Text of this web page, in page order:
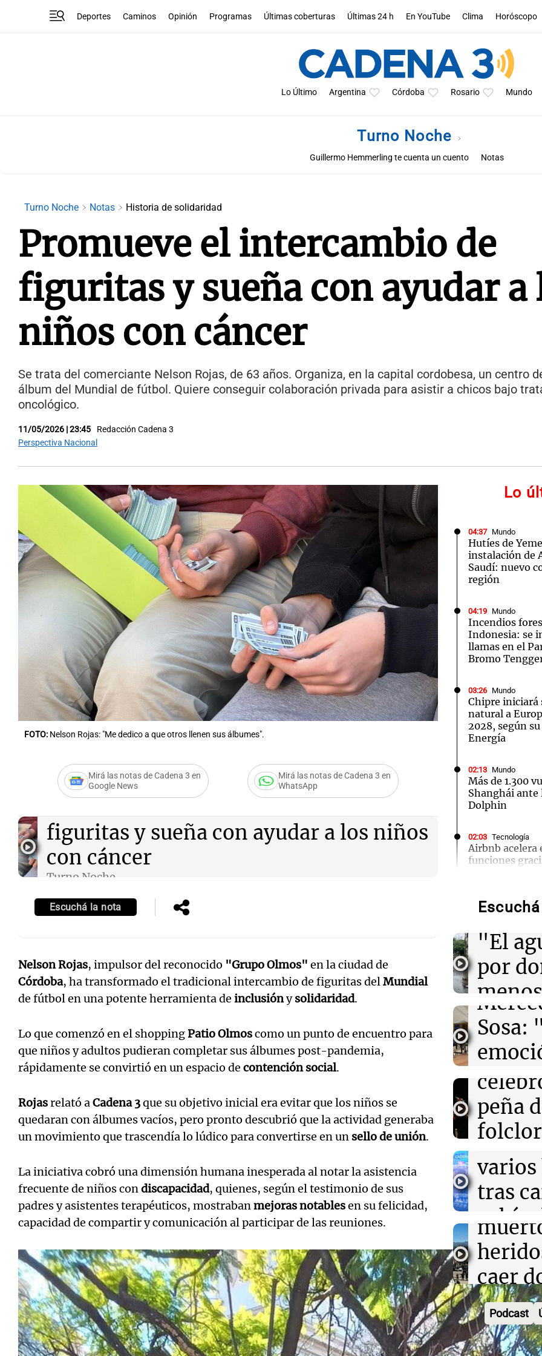
Deportes Caminos Opinión Programas Últimas coberturas Últimas 24 h En YouTube Clima Horóscopo
Lo Último Argentina Córdoba Rosario Mundo
Turno Noche
Guillermo Hemmerling te cuenta un cuento Notas
Turno Noche Notas Historia de solidaridad
Promueve el intercambio de
figuritas y sueña con ayudar a
niños con cáncer
Se trata del comerciante Nelson Rojas, de 63 años. Organiza, en la capital cordobesa, un centro
álbum del Mundial de fútbol. Quiere conseguir colaboración privada para asistir a chicos bajo
oncológico.
11/05/2026 | 23:45
Redacción Cadena 3
Perspectiva Nacional
FOTO: Nelson Rojas: "Me dedico a que otros llenen sus álbumes".
Mirá las notas de Cadena 3 en
Google News
Mirá las notas de Cadena 3 en
WhatsApp
figuritas y sueña con ayudar a los niños
con cáncer
Turno Noche
Escuchá la nota
Nelson Rojas, impulsor del reconocido "Grupo Olmos" en la ciudad de
Córdoba, ha transformado el tradicional intercambio de figuritas delMundial
de fútbol en una potente herramienta de inclusiónysolidaridad.
Lo que comenzó en el shoppingPatio Olmoscomo un punto de encuentro para
que niños y adultos pudieran completar sus álbumes post-pandemia,
rápidamente se convirtió en un espacio de contención social.
Rojasrelató aCadena 3que su objetivo inicial era evitar que los niños se
quedaran con álbumes vacíos, pero pronto descubrió que la actividad generaba
un movimiento que trascendía lo lúdico para convertirse en un sello de unión.
La iniciativa cobró una dimensión humana inesperada al notar la asistencia
frecuente de niños condiscapacidad, quienes, según el testimonio de sus
padres y asistentes terapéuticos, mostrabanmejoras notablesen su felicidad,
capacidad de compartir y comunicación al participar de las reuniones.
Lo
04:37 Mundo
Hutíes de
instalación de
Saudí: nuevo
región
04:19 Mundo
Incendios
Indonesia: se
llamas en el
Bromo
03:26 Mundo
Chipre iniciará
natural a
2028, según
Energía
02:13 Mundo
Más de 1.300
Shanghái
Dolphin
02:03 Tecnología
Airbnb acelera
funciones
01:49 Mundo
El Pentágono
en la
01:31 Ciencia
Reducir
disminuye
salud, según
01:29
El lago Mead
bajo en 90
00:32 Clima
Clima en Salta:
tiempo este
Audio.
"El
por
menos
Una
Rosario
Episodios
Audio.
huella
Sosa:
filtro
Una
Rosario
Audio.
peña
Tarde y
Episodios
Audio.
varios
tras
desde
Panorama
Episodios
Audio.
caer
desde
Una
Audio.
noche
su
Audio.
Audio.
Podcast
Notas
Mundial 2026
Notas
La Sole en Cadena 3
Notas
El huracán de Arequito Cadena 3